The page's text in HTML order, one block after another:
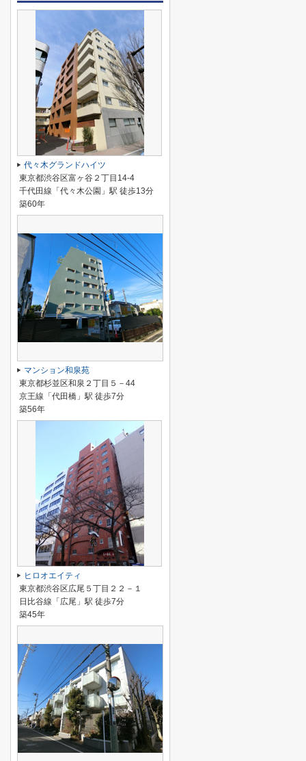
代々木グランドハイツ
東京都渋谷区富ヶ谷２丁目14-4
千代田線「代々木公園」駅 徒歩13分
築60年
マンション和泉苑
東京都杉並区和泉２丁目５－44
京王線「代田橋」駅 徒歩7分
築56年
ヒロオエイティ
東京都渋谷区広尾５丁目２２－１
日比谷線「広尾」駅 徒歩7分
築45年